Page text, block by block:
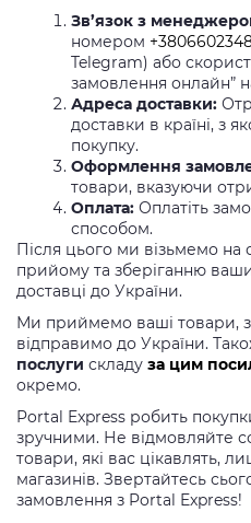
Зв’язок з
номером
Telegram) або
замовлення онлайн”
Адреса доставки:
доставки в країні, з
покупку.
Оформлення
товари, вказуючи
Оплата: Оплатіть
способом.
Після цього ми візьмемо на
прийому та зберіганню
доставці до України.
Ми приймемо ваші товари,
відправимо до України.
послуги складу за цим
окремо.
Portal Express робить
зручними. Не відмовляйте
товари, які вас цікавлять,
магазинів. Звертайтесь
замовлення з Portal Express!